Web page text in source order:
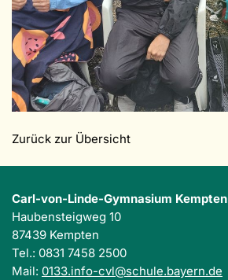
Zurück zur Übersicht
Carl-von-Linde-Gymnasium Kempten
Haubensteigweg 10
87439 Kempten
Tel.: 0831 7458 2500
Mail: 0133.info-cvl@schule.bayern.de